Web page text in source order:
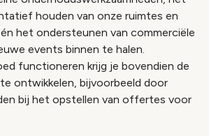
houden van onze ruimtes en
het ondersteunen van commerciële
events binnen te halen.
functioneren krijg je bovendien de
ontwikkelen, bijvoorbeeld door
bij het opstellen van offertes voor